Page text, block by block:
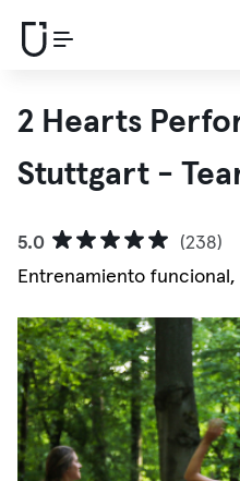
2 Hearts
Stuttgart -
5.0
(238)
Entrenamiento funcional,